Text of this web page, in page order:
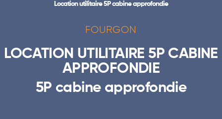
Location utilitaire 5P cabine approfondie
FOURGON
LOCATION UTILITAIRE 5P CABINE
APPROFONDIE
5P cabine approfondie